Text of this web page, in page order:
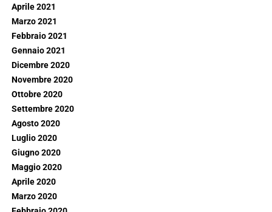
Aprile 2021
Marzo 2021
Febbraio 2021
Gennaio 2021
Dicembre 2020
Novembre 2020
Ottobre 2020
Settembre 2020
Agosto 2020
Luglio 2020
Giugno 2020
Maggio 2020
Aprile 2020
Marzo 2020